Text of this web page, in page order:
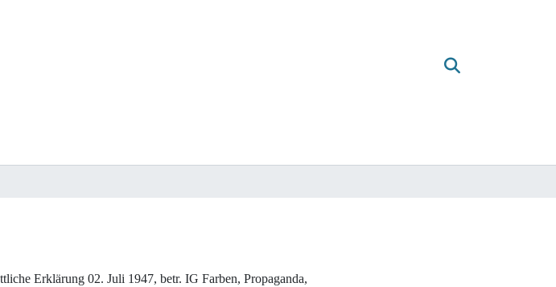
Erklärung 02. Juli 1947, betr. IG Farben, Propaganda,